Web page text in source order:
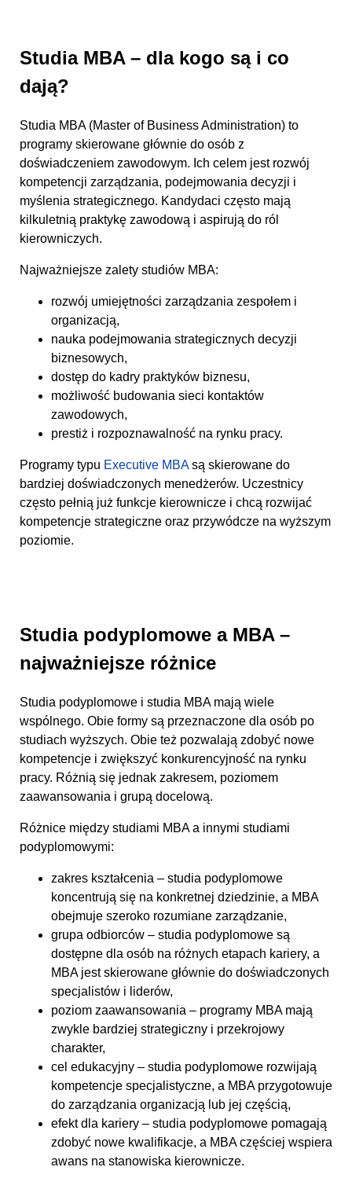
Studia MBA – dla kogo są i co
dają?
Studia MBA (Master of Business Administration) to
programy skierowane głównie do osób z
doświadczeniem zawodowym. Ich celem jest rozwój
kompetencji zarządzania, podejmowania decyzji i
myślenia strategicznego. Kandydaci często mają
kilkuletnią praktykę zawodową i aspirują do ról
kierowniczych.
Najważniejsze zalety studiów MBA:
rozwój umiejętności zarządzania zespołem i
organizacją,
nauka podejmowania strategicznych decyzji
biznesowych,
dostęp do kadry praktyków biznesu,
możliwość budowania sieci kontaktów
zawodowych,
prestiż i rozpoznawalność na rynku pracy.
Programy typu Executive MBAsą skierowane do
bardziej doświadczonych menedżerów. Uczestnicy
często pełnią już funkcje kierownicze i chcą rozwijać
kompetencje strategiczne oraz przywódcze na wyższym
poziomie.
Studia podyplomowe a MBA –
najważniejsze różnice
Studia podyplomowe i studia MBA mają wiele
wspólnego. Obie formy są przeznaczone dla osób po
studiach wyższych. Obie też pozwalają zdobyć nowe
kompetencje i zwiększyć konkurencyjność na rynku
pracy. Różnią się jednak zakresem, poziomem
zaawansowania i grupą docelową.
Różnice między studiami MBA a innymi studiami
podyplomowymi:
zakres kształcenia – studia podyplomowe
koncentrują się na konkretnej dziedzinie, a MBA
obejmuje szeroko rozumiane zarządzanie,
grupa odbiorców – studia podyplomowe są
dostępne dla osób na różnych etapach kariery, a
MBA jest skierowane głównie do doświadczonych
specjalistów i liderów,
poziom zaawansowania – programy MBA mają
zwykle bardziej strategiczny i przekrojowy
charakter,
cel edukacyjny – studia podyplomowe rozwijają
kompetencje specjalistyczne, a MBA przygotowuje
do zarządzania organizacją lub jej częścią,
efekt dla kariery – studia podyplomowe pomagają
zdobyć nowe kwalifikacje, a MBA częściej wspiera
awans na stanowiska kierownicze.